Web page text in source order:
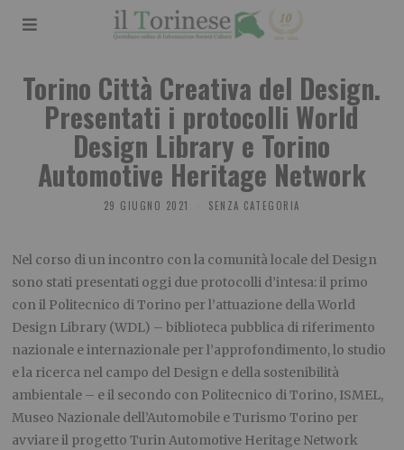
Torino Città Creativa del Design.
Presentati i protocolli World
Design Library e Torino
Automotive Heritage Network
29 GIUGNO 2021 SENZA CATEGORIA
Nel corso di un incontro con la comunità locale del Design
sono stati presentati oggi due protocolli d’intesa: il primo
con il Politecnico di Torino per l’attuazione della World
Design Library (WDL) – biblioteca pubblica di riferimento
nazionale e internazionale per l’approfondimento, lo studio
e la ricerca nel campo del Design e della sostenibilità
ambientale – e il secondo con Politecnico di Torino, ISMEL,
Museo Nazionale dell’Automobile e Turismo Torino per
avviare il progetto Turin Automotive Heritage Network